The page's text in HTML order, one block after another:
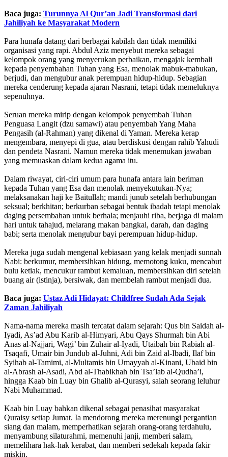
Baca juga: Turunnya Al Qur’an Jadi Transformasi dari
Jahiliyah ke Masyarakat Modern
Para hunafa datang dari berbagai kabilah dan tidak memiliki
organisasi yang rapi. Abdul Aziz menyebut mereka sebagai
kelompok orang yang menyerukan perbaikan, mengajak kembali
kepada penyembahan Tuhan yang Esa, menolak mabuk-mabukan,
berjudi, dan mengubur anak perempuan hidup-hidup. Sebagian
mereka cenderung kepada ajaran Nasrani, tetapi tidak memeluknya
sepenuhnya.
Seruan mereka mirip dengan kelompok penyembah Tuhan
Penguasa Langit (dzu samawi) atau penyembah Yang Maha
Pengasih (al-Rahman) yang dikenal di Yaman. Mereka kerap
mengembara, menyepi di gua, atau berdiskusi dengan rahib Yahudi
dan pendeta Nasrani. Namun mereka tidak menemukan jawaban
yang memuaskan dalam kedua agama itu.
Dalam riwayat, ciri-ciri umum para hunafa antara lain beriman
kepada Tuhan yang Esa dan menolak menyekutukan-Nya;
melaksanakan haji ke Baitullah; mandi junub setelah berhubungan
seksual; berkhitan; berkurban sebagai bentuk ibadah tetapi menolak
daging persembahan untuk berhala; menjauhi riba, berjaga di malam
hari untuk tahajud, melarang makan bangkai, darah, dan daging
babi; serta menolak mengubur bayi perempuan hidup-hidup.
Mereka juga sudah mengenal kebiasaan yang kelak menjadi sunnah
Nabi: berkumur, membersihkan hidung, memotong kuku, mencabut
bulu ketiak, mencukur rambut kemaluan, membersihkan diri setelah
buang air (istinja), bersiwak, dan membelah rambut menjadi dua.
Baca juga: Ustaz Adi Hidayat: Childfree Sudah Ada Sejak
Zaman Jahiliyah
Nama-nama mereka masih tercatat dalam sejarah: Qus bin Saidah al-
Iyadi, As’ad Abu Karib al-Himyari, Abu Qays Shurmah bin Abi
Anas al-Najjari, Wagi’ bin Zuhair al-Iyadi, Utaibah bin Rabiah al-
Tsaqafi, Umair bin Jundub al-Juhni, Adi bin Zaid al-Ibadi, Ilaf bin
Syihab al-Tamimi, al-Multamis bin Umayyah al-Kinani, Ubaid bin
al-Abrash al-Asadi, Abd al-Thabikhah bin Tsa’lab al-Qudha’i,
hingga Kaab bin Luay bin Ghalib al-Qurasyi, salah seorang leluhur
Nabi Muhammad.
Kaab bin Luay bahkan dikenal sebagai penasihat masyarakat
Quraisy setiap Jumat. Ia mendorong mereka merenungi pergantian
siang dan malam, memperhatikan sejarah orang-orang terdahulu,
menyambung silaturahmi, memenuhi janji, memberi salam,
memelihara hak-hak kerabat, dan memberi sedekah kepada fakir
miskin.